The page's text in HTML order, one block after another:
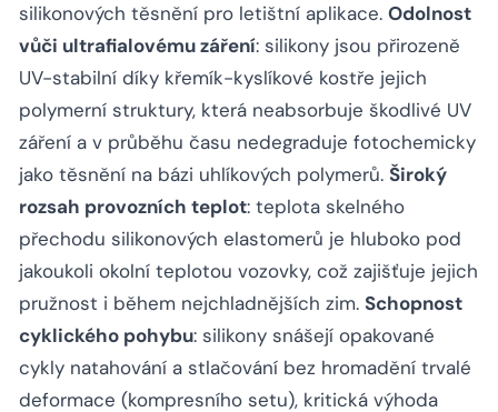
silikonových těsnění pro letištní aplikace. Odolnost
vůči ultrafialovému záření: silikony jsou přirozeně
UV-stabilní díky křemík-kyslíkové kostře jejich
polymerní struktury, která neabsorbuje škodlivé UV
záření a v průběhu času nedegraduje fotochemicky
jako těsnění na bázi uhlíkových polymerů. Široký
rozsah provozních teplot: teplota skelného
přechodu silikonových elastomerů je hluboko pod
jakoukoli okolní teplotou vozovky, což zajišťuje jejich
pružnost i během nejchladnějších zim. Schopnost
cyklického pohybu: silikony snášejí opakované
cykly natahování a stlačování bez hromadění trvalé
deformace (kompresního setu), kritická výhoda